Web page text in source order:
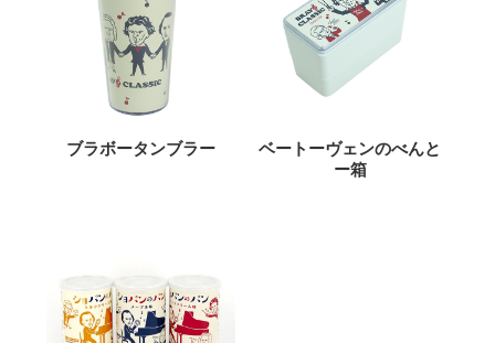
ブラボータンブラー
ベートーヴェンのべんと
ー箱